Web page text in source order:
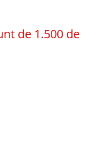
de 1.500 de